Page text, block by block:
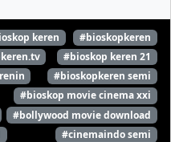
keren
#bioskopkeren
#bioskop keren 21
#bioskopkeren semi
#bioskop movie cinema xxi
#bollywood movie download
#cinemaindo semi